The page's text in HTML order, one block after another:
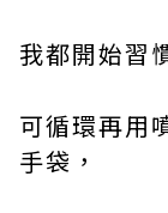
我都開始習
可循環再用
手袋，